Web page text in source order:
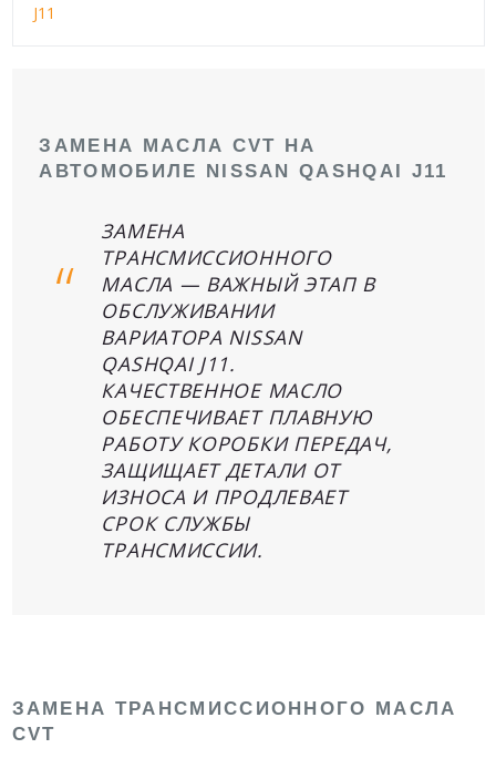
J11
ЗАМЕНА МАСЛА CVT НА
АВТОМОБИЛЕ NISSAN QASHQAI J11
ЗАМЕНА
ТРАНСМИССИОННОГО
МАСЛА — ВАЖНЫЙ ЭТАП В
ОБСЛУЖИВАНИИ
ВАРИАТОРА NISSAN
QASHQAI J11.
КАЧЕСТВЕННОЕ МАСЛО
ОБЕСПЕЧИВАЕТ ПЛАВНУЮ
РАБОТУ КОРОБКИ ПЕРЕДАЧ,
ЗАЩИЩАЕТ ДЕТАЛИ ОТ
ИЗНОСА И ПРОДЛЕВАЕТ
СРОК СЛУЖБЫ
ТРАНСМИССИИ.
ЗАМЕНА ТРАНСМИССИОННОГО МАСЛА
CVT